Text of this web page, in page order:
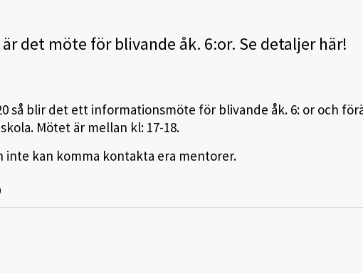
det möte för blivande åk. 6:or. Se detaljer här!
så blir det ett informationsmöte för blivande åk. 6: or och
Mötet är mellan kl: 17-18.
inte kan komma kontakta era mentorer.